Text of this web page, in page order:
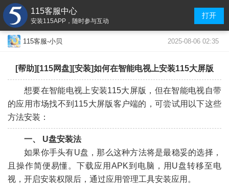
115客服中心
安装115APP，随时参与互动
打开
115客服-小贝 2025-08-06 02:35
[帮助][115网盘][安装]如何在智能电视上安装115大屏版
想要在智能电视上安装115大屏版，但在智能电视自带
的应用市场找不到115大屏版客户端的，可尝试用以下这些
方法安装：
一、 U盘安装法
如果你手头有U盘，那么这种方法将是最稳妥的选择，
且操作简便易懂。下载应用APK到电脑，用U盘转移至电
视，开启安装权限后，通过应用管理工具安装应用。